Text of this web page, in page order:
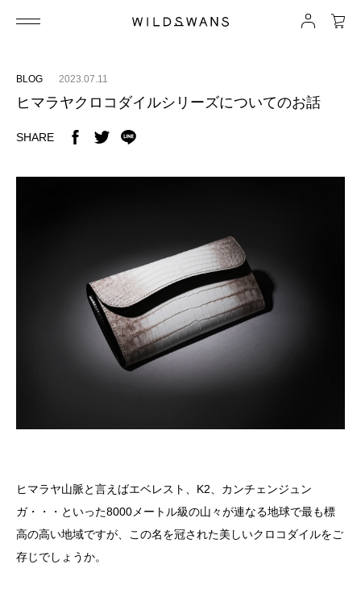
BLOG 2023.07.11
ヒマラヤクロコダイルシリーズについてのお話
SHARE
ヒマラヤ山脈と言えばエベレスト、K2、カンチェンジュン
ガ・・・といった8000メートル級の山々が連なる地球で最も標
高の高い地域ですが、この名を冠された美しいクロコダイルをご
存じでしょうか。